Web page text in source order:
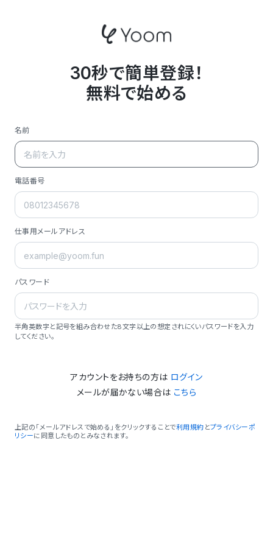
30秒で簡単登録！
無料で始める
名前
電話番号
仕事用メールアドレス
パスワード
半角英数字と記号を組み合わせた8文字以上の想定されにくいパスワードを入力
してください。
アカウントをお持ちの方は ログイン
メールが届かない場合は こちら
上記の「メールアドレスで始める」をクリックすることで利用規約 とプライバシーポ
リシーに同意したものとみなされます。